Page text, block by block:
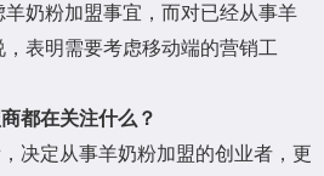
奶粉加盟事宜，而对已经从事羊
表明需要考虑移动端的营销工
都在关注什么？
决定从事羊奶粉加盟的创业者，更